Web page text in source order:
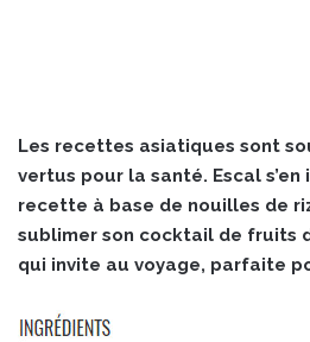
Les recettes asiatiques sont
vertus pour la santé. Escal
recette à base de nouilles de
sublimer son cocktail de fruits
qui invite au voyage, parfaite